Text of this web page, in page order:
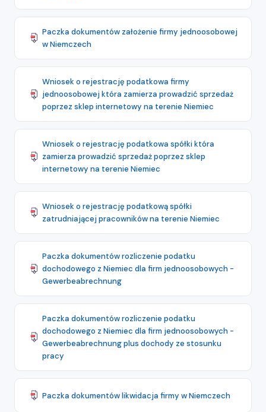
Paczka dokumentów założenie firmy jednoosobowej
w Niemczech
Wniosek o rejestrację podatkowa firmy
jednoosobowej która zamierza prowadzić sprzedaż
poprzez sklep internetowy na terenie Niemiec
Wniosek o rejestrację podatkowa spółki która
zamierza prowadzić sprzedaż poprzez sklep
internetowy na terenie Niemiec
Wniosek o rejestrację podatkową spółki
zatrudniającej pracowników na terenie Niemiec
Paczka dokumentów rozliczenie podatku
dochodowego z Niemiec dla firm jednoosobowych -
Gewerbeabrechnung
Paczka dokumentów rozliczenie podatku
dochodowego z Niemiec dla firm jednoosobowych -
Gewerbeabrechnung plus dochody ze stosunku
pracy
Paczka dokumentów likwidacja firmy w Niemczech